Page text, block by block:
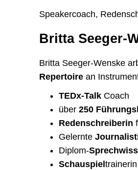
Speakercoach,
Britta Seeger-
Britta Seeger-Wenske
Repertoire an
TEDx-Talk Coach
über 250
Redenschreiberin
Gelernte
Diplom-
Schauspiel trainerin